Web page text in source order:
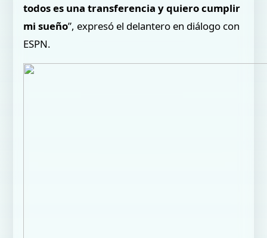
todos es una transferencia y quiero cumplir
mi sueño”, expresó el delantero en diálogo con
ESPN.